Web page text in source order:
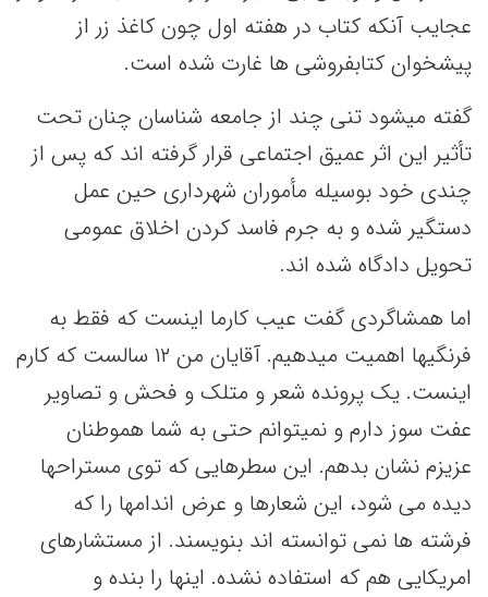
عجایب آنکه کتاب در هفته اول چون کاغذ زر از
پیشخوان کتابفروشی ها غارت شده است.
گفته میشود تنی چند از جامعه شناسان چنان تحت
تأثیر این اثر عمیق اجتماعی قرار گرفته اند که پس از
چندی خود بوسیله مأموران شهرداری حین عمل
دستگیر شده و به جرم فاسد کردن اخلاق عمومی
تحویل دادگاه شده اند.
اما همشاگردی گفت عیب کارما اینست که فقط به
فرنگیها اهمیت میدهیم. آقایان من ۱۲ سالست که کارم
اینست. یک پرونده شعر و متلک و فحش و تصاویر
عفت سوز دارم و نمیتوانم حتی به شما هموطنان
عزیزم نشان بدهم. این سطرهایی که توی مستراحها
دیده می شود، این شعارها و عرض اندامها را که
فرشته ها نمی توانسته اند بنویسند. از مستشارهای
امریکایی هم که استفاده نشده. اینها را بنده و